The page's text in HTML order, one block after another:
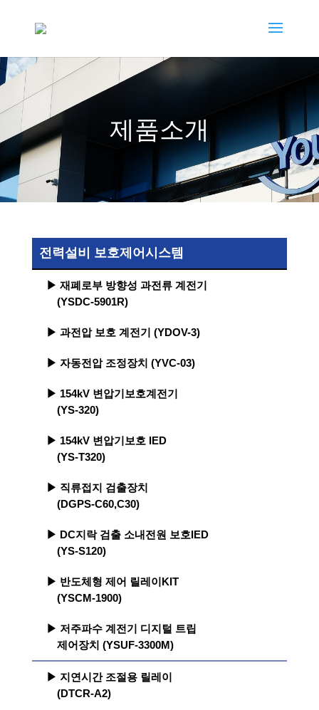
제품소개
전력설비 보호제어시스템
▶ 재폐로부 방향성 과전류 계전기
(YSDC-5901R)
▶ 과전압 보호 계전기 (YDOV-3)
▶ 자동전압 조정장치 (YVC-03)
▶ 154kV 변압기보호계전기
(YS-320)
▶ 154kV 변압기보호 IED
(YS-T320)
▶ 직류접지 검출장치
(DGPS-C60,C30)
▶ DC지락 검출 소내전원 보호IED
(YS-S120)
▶ 반도체형 제어 릴레이KIT
(YSCM-1900)
▶ 저주파수 계전기 디지털 트립
제어장치 (YSUF-3300M)
▶ 지연시간 조절용 릴레이
(DTCR-A2)